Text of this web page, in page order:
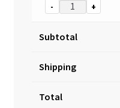
- +
Subtotal
Shipping
Total